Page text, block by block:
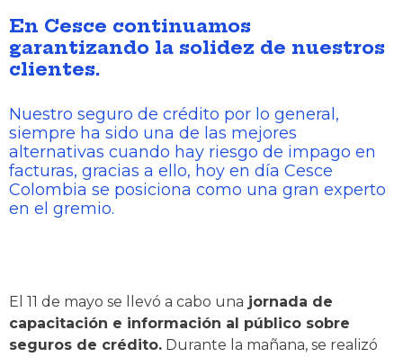
En Cesce continuamos
garantizando la solidez de nuestros
clientes.
Nuestro seguro de crédito por lo general,
siempre ha sido una de las mejores
alternativas cuando hay riesgo de impago en
facturas, gracias a ello, hoy en día Cesce
Colombia se posiciona como una gran experto
en el gremio.
El 11 de mayo se llevó a cabo una jornada de
capacitación e información al público sobre
seguros de crédito. Durante la mañana, se realizó